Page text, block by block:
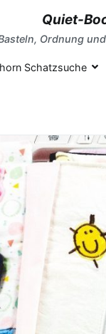
Quiet-
Ordnung
Schatzsuche